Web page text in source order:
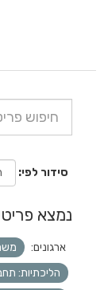
סידור לפי
נמצא
ארגונים:
הליכתיות: